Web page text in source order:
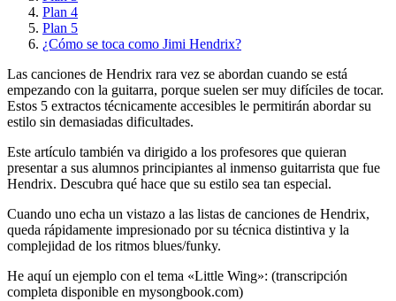
Plan 4
Plan 5
¿Cómo se toca como Jimi Hendrix?
Las canciones de Hendrix rara vez se abordan cuando se está
empezando con la guitarra, porque suelen ser muy difíciles de tocar.
Estos 5 extractos técnicamente accesibles le permitirán abordar su
estilo sin demasiadas dificultades.
Este artículo también va dirigido a los profesores que quieran
presentar a sus alumnos principiantes al inmenso guitarrista que fue
Hendrix. Descubra qué hace que su estilo sea tan especial.
Cuando uno echa un vistazo a las listas de canciones de Hendrix,
queda rápidamente impresionado por su técnica distintiva y la
complejidad de los ritmos blues/funky.
He aquí un ejemplo con el tema «Little Wing»: (transcripción
completa disponible en mysongbook.com)